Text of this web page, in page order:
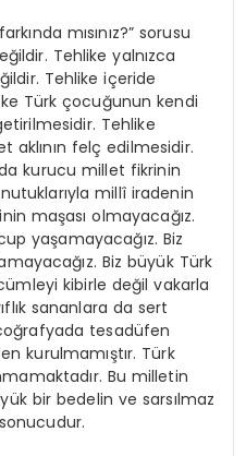
mısınız?” sorusu
Tehlike yalnızca
Tehlike içeride
Türk çocuğunun kendi
Tehlike
aklının felç edilmesidir.
kurucu millet fikrinin
millî iradenin
maşası olmayacağız.
yaşamayacağız. Biz
Biz büyük Türk
kibirle değil vakarla
sananlara da sert
tesadüfen
kurulmamıştır. Türk
Bu milletin
bir bedelin ve sarsılmaz